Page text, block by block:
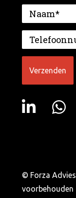
© Forza
voorbehouden